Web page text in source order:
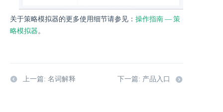
关于策略模拟器的更多使用细节请参见： 操作指南 — 策
略模拟器 。
上一篇: 名词解释 下一篇: 产品入口